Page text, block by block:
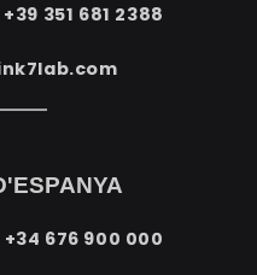
+39 351 681 2388
+34 676 900 000